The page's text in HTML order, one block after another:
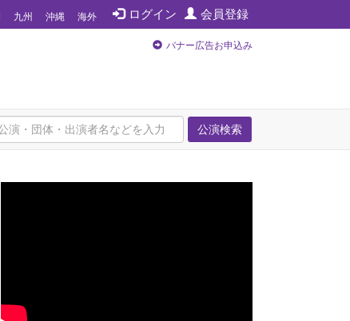
ログイン 会員登録
九州 沖縄 海外
バナー広告お申込み
公演検索